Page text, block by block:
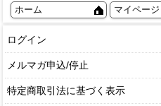
ホーム マイページ
ログイン
メルマガ申込/停止
特定商取引法に基づく表示